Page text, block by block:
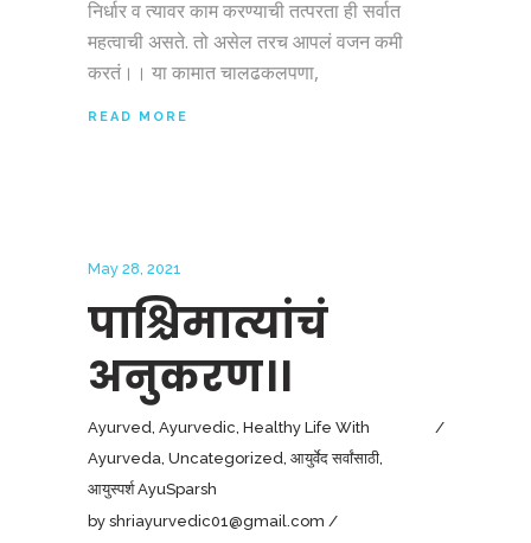
निर्धार व त्यावर काम करण्याची तत्परता ही सर्वात
महत्वाची असते. तो असेल तरच आपलं वजन कमी
करतं।। या कामात चालढकलपणा,
READ MORE
May 28, 2021
पाश्चिमात्यांचं
अनुकरण।।
Ayurved, Ayurvedic, Healthy Life With
Ayurveda, Uncategorized, आयुर्वेद सर्वांसाठी,
आयुस्पर्श AyuSparsh
by shriayurvedic01@gmail.com